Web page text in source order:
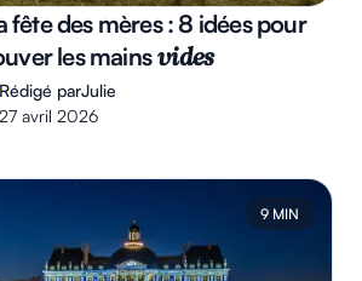
fête des mères : 8 idées pour
les mainsvides
Rédigé parJulie
27 avril 2026
9 MIN